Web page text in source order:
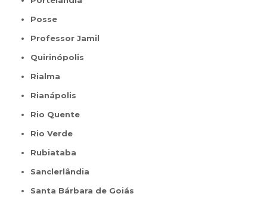
Posse
Professor Jamil
Quirinópolis
Rialma
Rianápolis
Rio Quente
Rio Verde
Rubiataba
Sanclerlândia
Santa Bárbara de Goiás